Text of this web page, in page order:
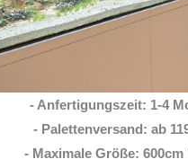
LISA
10.
- Anfertigungszeit: 1-4
- Palettenversand: ab
- Maximale Größe: 600cm